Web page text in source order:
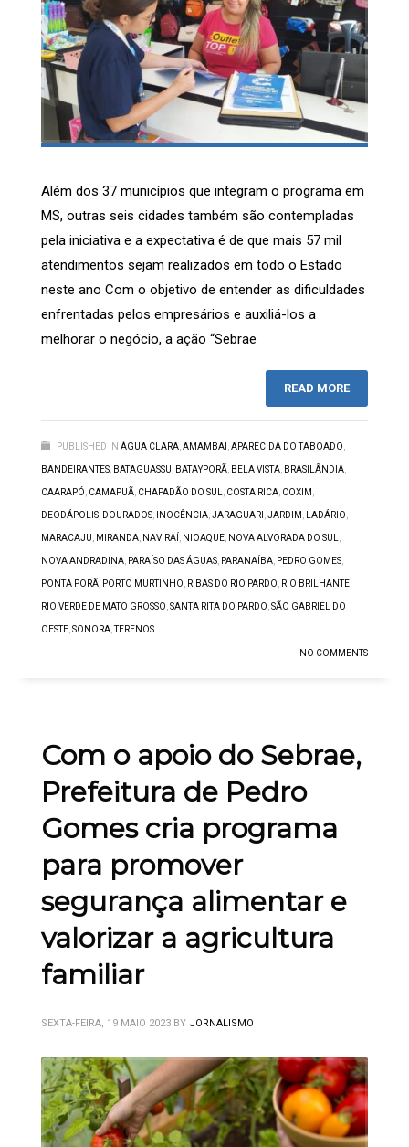
Além dos 37 municípios que integram o programa em
MS, outras seis cidades também são contempladas
pela iniciativa e a expectativa é de que mais 57 mil
atendimentos sejam realizados em todo o Estado
neste ano Com o objetivo de entender as dificuldades
enfrentadas pelos empresários e auxiliá-los a
melhorar o negócio, a ação “Sebrae
READ MORE
PUBLISHED IN ÁGUA CLARA AMAMBAI APARECIDA DO TABOADO
BANDEIRANTES BATAGUASSU BATAYPORÃ BELA VISTA BRASILÂNDIA
CAARAPÓ CAMAPUÃ CHAPADÃO DO SUL COSTA RICA COXIM
DEODÁPOLIS DOURADOS INOCÊNCIA JARAGUARI JARDIM LADÁRIO
MARACAJU MIRANDA NAVIRAÍ NIOAQUE NOVA ALVORADA DO SUL
NOVA ANDRADINA PARAÍSO DAS ÁGUAS PARANAÍBA PEDRO GOMES
PONTA PORÃ PORTO MURTINHO RIBAS DO RIO PARDO RIO BRILHANTE
RIO VERDE DE MATO GROSSO SANTA RITA DO PARDO SÃO GABRIEL DO
OESTE SONORA ,TERENOS
NO COMMENTS
Com o apoio do Sebrae,
Prefeitura de Pedro
Gomes cria programa
para promover
segurança alimentar e
valorizar a agricultura
familiar
SEXTA-FEIRA, 19 MAIO 2023 BY JORNALISMO